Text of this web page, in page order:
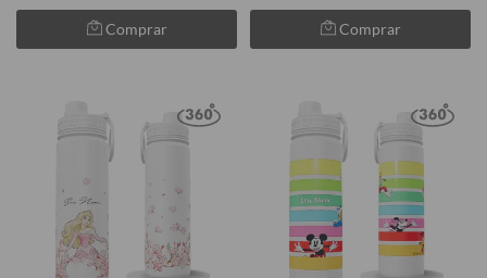
Comprar Comprar